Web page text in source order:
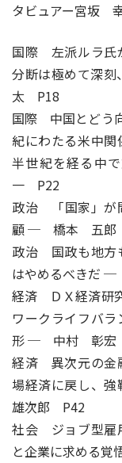
タビュアー宮坂
国際 左派ルラ氏
分断は極めて深
太 P18
国際 中国とどう
紀にわたる米中
半世紀を経る中
一 P22
政治 「国家」が
顧 ─ 橋本 五郎
政治 国政も地方
はやめるべきだ
経済 ＤＸ経済研
ワークライフバ
形 ─ 中村 彰宏
経済 異次元の金
場経済に戻し、
雄次郎 P42
社会 ジョブ型雇
と企業に求める